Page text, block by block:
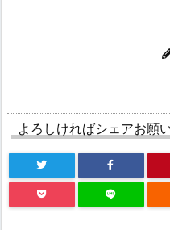
よろしければシェアお願